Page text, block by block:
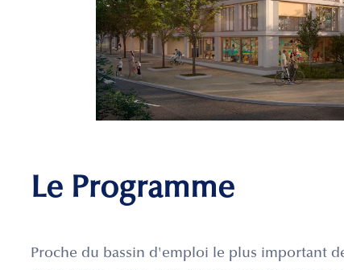
Le Programme
Proche du bassin d'emploi le plus important